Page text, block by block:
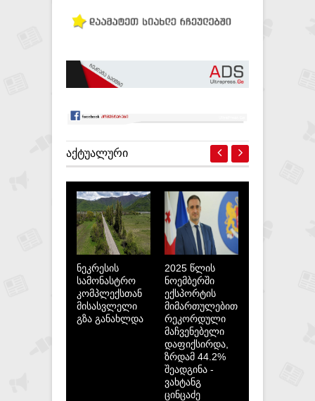
ᲐᲥᲢᲣᲐᲚᲣᲠᲘ
ნეკრესის
სამონასტრო
კომპლექსთან
მისასვლელი
გზა განახლდა
2025 წლის
ნოემბერში
ექსპორტის
მიმართულებით
რეკორდული
მაჩვენებელი
დაფიქსირდა,
ზრდამ 44.2%
შეადგინა -
ვახტანგ
ცინცაძე